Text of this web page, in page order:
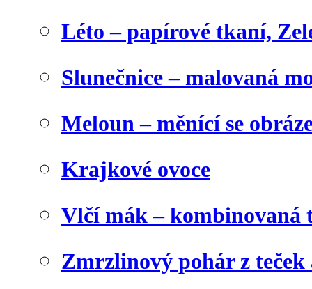
Léto – papírové tkaní,
Slunečnice – malovaná
Meloun – měnící se
Krajkové ovoce
Vlčí mák – kombinovaná
Zmrzlinový pohár z